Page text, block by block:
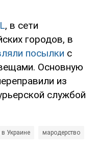
, в сети
городов, в
посылки с
Основную
из
службой
Украине мародерство